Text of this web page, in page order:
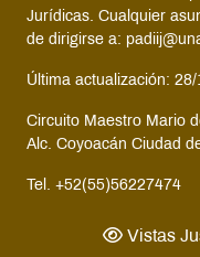
Jurídicas. Cualquier
de dirigirse a:
Última actualización:
Circuito Maestro Mario
Alc. Coyoacán Ciudad
Tel. +52(55)56227474
Vistas